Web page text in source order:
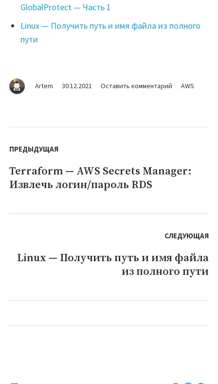
Artem 30.12.2021 Оставить комментарийна
в
AWS
GlobalProtect — Часть 1
Linux — Получить путь и имя файла из полного
пути
по
записям
ПРЕДЫДУЩАЯ
Предыдущая
запись:
Terraform — AWS Secrets Manager:
Извлечь логин/пароль RDS
СЛЕДУЮЩАЯ
Следующая
Linux — Получить путь и имя файла
из полного пути